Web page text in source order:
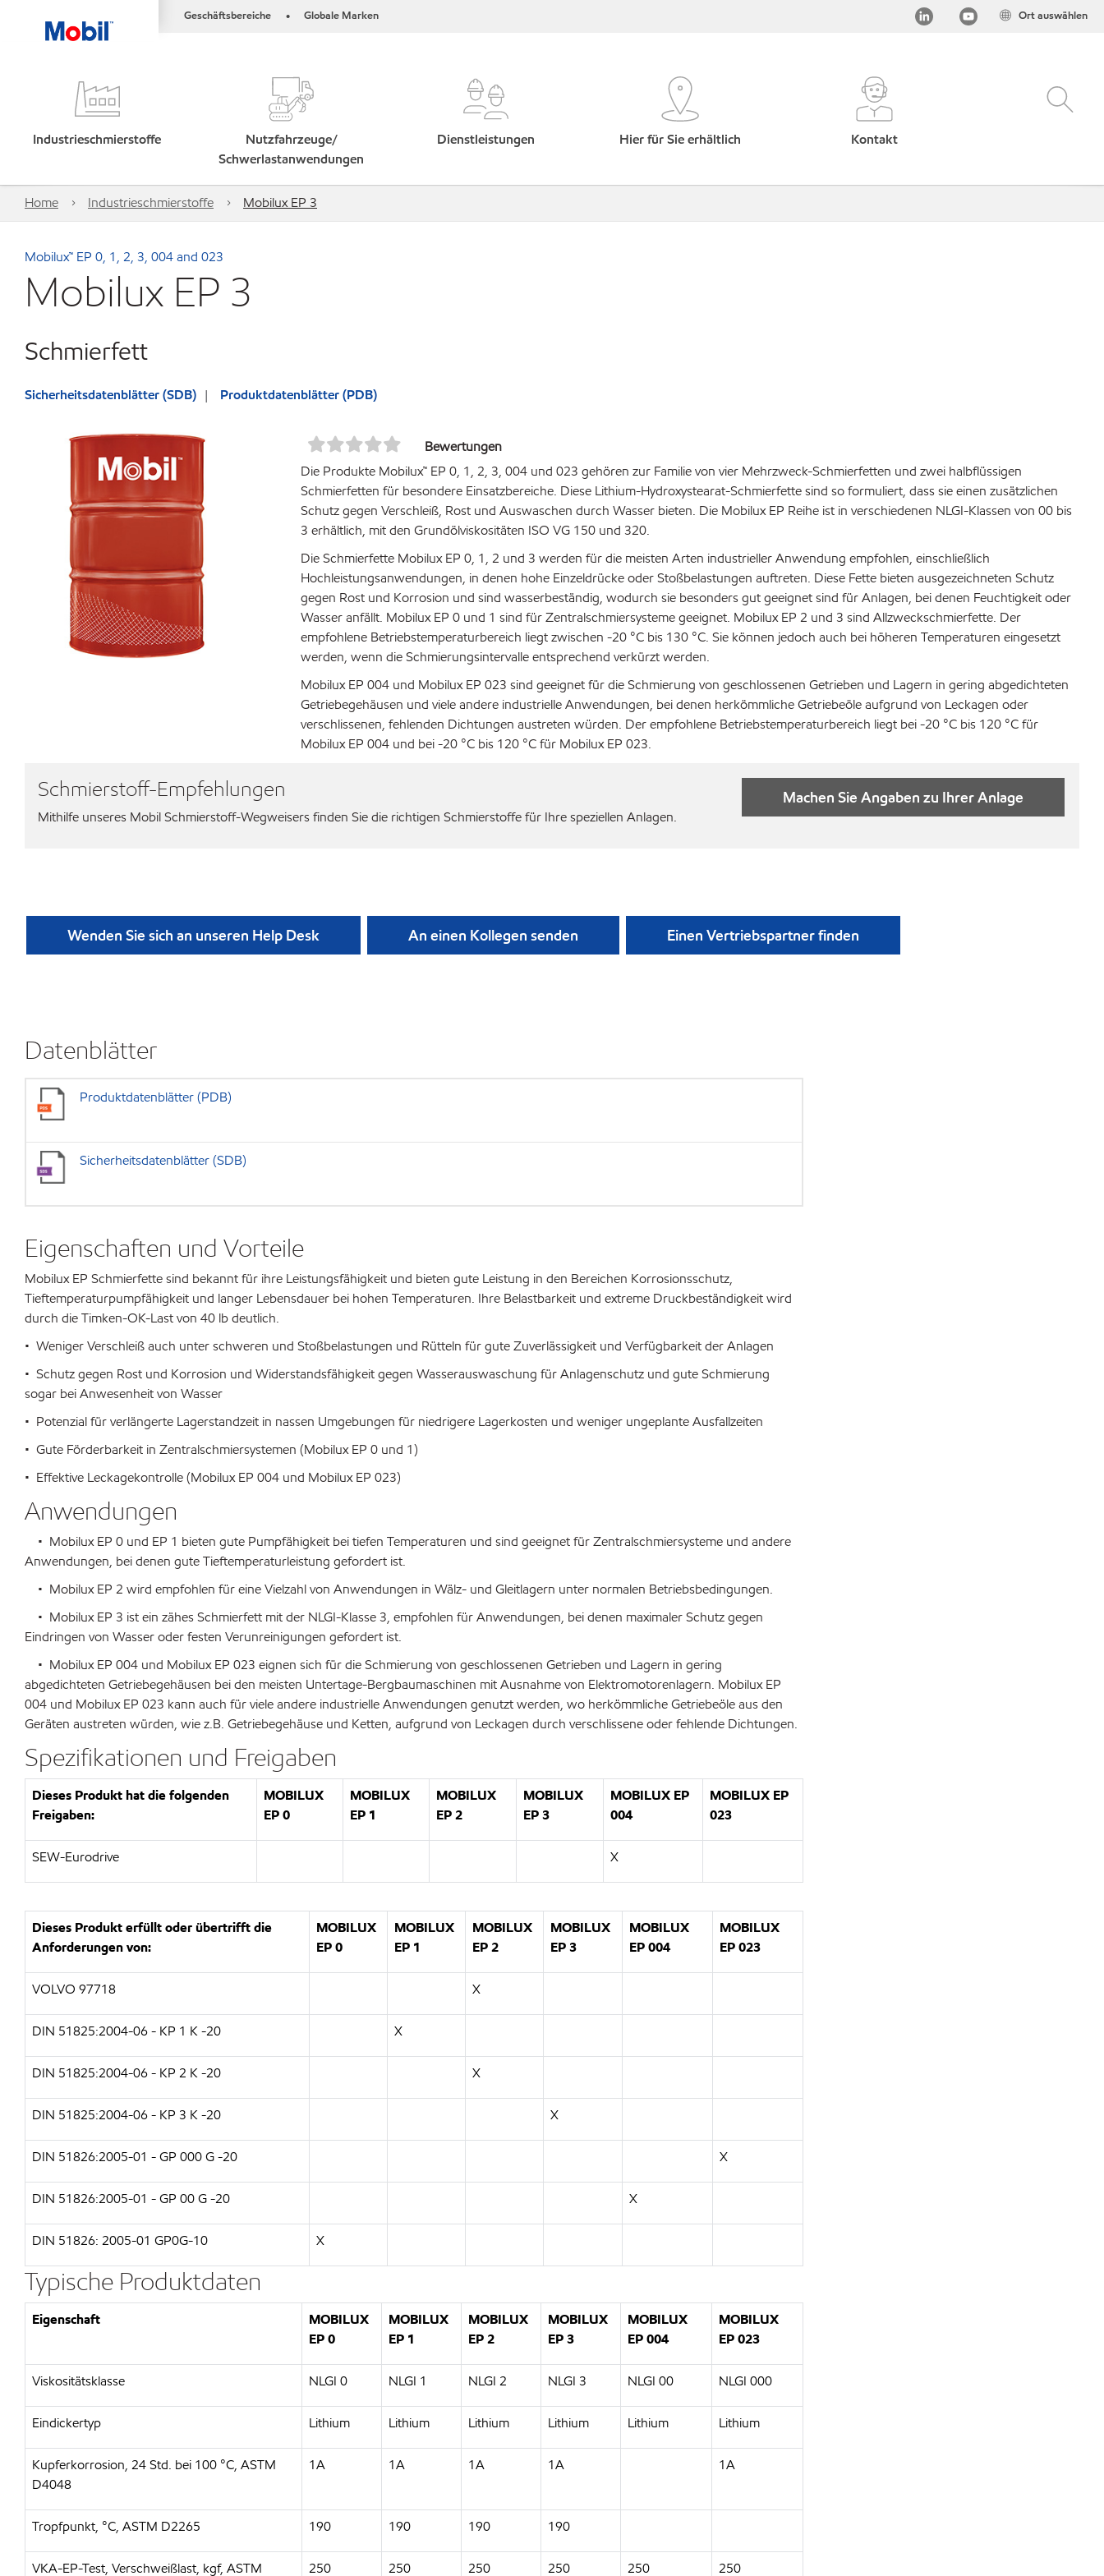
Geschäftsbereiche • Globale Marken Ort auswählen
Industrieschmierstoffe
Nutzfahrzeuge/
Schwerlastanwendungen
Dienstleistungen Hier für Sie erhältlich Kontakt
Home Industrieschmierstoffe Mobilux EP 3
Mobilux™ EP 0, 1, 2, 3, 004 and 023
Mobilux EP 3
Schmierfett
Sicherheitsdatenblätter (SDB) Produktdatenblätter (PDB)
Bewertungen
Die Produkte Mobilux™ EP 0, 1, 2, 3, 004 und 023 gehören zur Familie von vier Mehrzweck-Schmierfetten und zwei halbflüssigen
Schmierfetten für besondere Einsatzbereiche. Diese Lithium-Hydroxystearat-Schmierfette sind so formuliert, dass sie einen zusätzlichen
Schutz gegen Verschleiß, Rost und Auswaschen durch Wasser bieten. Die Mobilux EP Reihe ist in verschiedenen NLGI-Klassen von 00 bis
3 erhältlich, mit den Grundölviskositäten ISO VG 150 und 320.
Die Schmierfette Mobilux EP 0, 1, 2 und 3 werden für die meisten Arten industrieller Anwendung empfohlen, einschließlich
Hochleistungsanwendungen, in denen hohe Einzeldrücke oder Stoßbelastungen auftreten. Diese Fette bieten ausgezeichneten Schutz
gegen Rost und Korrosion und sind wasserbeständig, wodurch sie besonders gut geeignet sind für Anlagen, bei denen Feuchtigkeit oder
Wasser anfällt. Mobilux EP 0 und 1 sind für Zentralschmiersysteme geeignet. Mobilux EP 2 und 3 sind Allzweckschmierfette. Der
empfohlene Betriebstemperaturbereich liegt zwischen -20 °C bis 130 °C. Sie können jedoch auch bei höheren Temperaturen eingesetzt
werden, wenn die Schmierungsintervalle entsprechend verkürzt werden.
Mobilux EP 004 und Mobilux EP 023 sind geeignet für die Schmierung von geschlossenen Getrieben und Lagern in gering abgedichteten
Getriebegehäusen und viele andere industrielle Anwendungen, bei denen herkömmliche Getriebeöle aufgrund von Leckagen oder
verschlissenen, fehlenden Dichtungen austreten würden. Der empfohlene Betriebstemperaturbereich liegt bei -20 °C bis 120 °C für
Mobilux EP 004 und bei -20 °C bis 120 °C für Mobilux EP 023.
Schmierstoff-Empfehlungen
Mithilfe unseres Mobil Schmierstoff-Wegweisers finden Sie die richtigen Schmierstoffe für Ihre speziellen Anlagen.
Machen Sie Angaben zu Ihrer Anlage
Wenden Sie sich an unseren Help Desk An einen Kollegen senden Einen Vertriebspartner finden
Datenblätter
Produktdatenblätter (PDB)
Sicherheitsdatenblätter (SDB)
Eigenschaften und Vorteile
Mobilux EP Schmierfette sind bekannt für ihre Leistungsfähigkeit und bieten gute Leistung in den Bereichen Korrosionsschutz,
Tieftemperaturpumpfähigkeit und langer Lebensdauer bei hohen Temperaturen. Ihre Belastbarkeit und extreme Druckbeständigkeit wird
durch die Timken-OK-Last von 40 lb deutlich.
• Weniger Verschleiß auch unter schweren und Stoßbelastungen und Rütteln für gute Zuverlässigkeit und Verfügbarkeit der Anlagen
• Schutz gegen Rost und Korrosion und Widerstandsfähigkeit gegen Wasserauswaschung für Anlagenschutz und gute Schmierung
sogar bei Anwesenheit von Wasser
• Potenzial für verlängerte Lagerstandzeit in nassen Umgebungen für niedrigere Lagerkosten und weniger ungeplante Ausfallzeiten
• Gute Förderbarkeit in Zentralschmiersystemen (Mobilux EP 0 und 1)
• Effektive Leckagekontrolle (Mobilux EP 004 und Mobilux EP 023)
Anwendungen
• Mobilux EP 0 und EP 1 bieten gute Pumpfähigkeit bei tiefen Temperaturen und sind geeignet für Zentralschmiersysteme und andere
Anwendungen, bei denen gute Tieftemperaturleistung gefordert ist.
• Mobilux EP 2 wird empfohlen für eine Vielzahl von Anwendungen in Wälz- und Gleitlagern unter normalen Betriebsbedingungen.
• Mobilux EP 3 ist ein zähes Schmierfett mit der NLGI-Klasse 3, empfohlen für Anwendungen, bei denen maximaler Schutz gegen
Eindringen von Wasser oder festen Verunreinigungen gefordert ist.
• Mobilux EP 004 und Mobilux EP 023 eignen sich für die Schmierung von geschlossenen Getrieben und Lagern in gering
abgedichteten Getriebegehäusen bei den meisten Untertage-Bergbaumaschinen mit Ausnahme von Elektromotorenlagern. Mobilux EP
004 und Mobilux EP 023 kann auch für viele andere industrielle Anwendungen genutzt werden, wo herkömmliche Getriebeöle aus den
Geräten austreten würden, wie z.B. Getriebegehäuse und Ketten, aufgrund von Leckagen durch verschlissene oder fehlende Dichtungen.
Spezifikationen und Freigaben
Dieses Produkt hat die folgenden
Freigaben:
MOBILUX
EP 0
MOBILUX
EP 1
MOBILUX
EP 2
MOBILUX
EP 3
MOBILUX EP
004
MOBILUX EP
023
SEW-Eurodrive X
Dieses Produkt erfüllt oder übertrifft die
Anforderungen von:
MOBILUX
EP 0
MOBILUX
EP 1
MOBILUX
EP 2
MOBILUX
EP 3
MOBILUX
EP 004
MOBILUX
EP 023
VOLVO 97718 X
DIN 51825:2004-06 - KP 1 K -20 X
DIN 51825:2004-06 - KP 2 K -20 X
DIN 51825:2004-06 - KP 3 K -20 X
DIN 51826:2005-01 - GP 000 G -20 X
DIN 51826:2005-01 - GP 00 G -20 X
DIN 51826: 2005-01 GP0G-10 X
Typische Produktdaten
Eigenschaft
MOBILUX
EP 0
MOBILUX
EP 1
MOBILUX
EP 2
MOBILUX
EP 3
MOBILUX
EP 004
MOBILUX
EP 023
Viskositätsklasse NLGI 0 NLGI 1 NLGI 2 NLGI 3 NLGI 00 NLGI 000
Eindickertyp Lithium Lithium Lithium Lithium Lithium Lithium
Kupferkorrosion, 24 Std. bei 100 °C, ASTM
D4048
1A 1A 1A 1A 1A
Tropfpunkt, °C, ASTM D2265 190 190 190 190
VKA-EP-Test, Verschweißlast, kgf, ASTM
250 250 250 250 250 250